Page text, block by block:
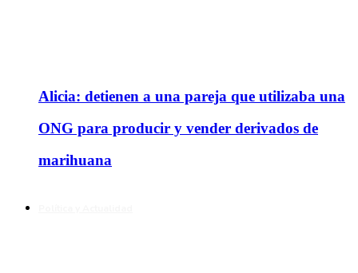
Alicia: detienen a una pareja que utilizaba una
ONG para producir y vender derivados de
marihuana